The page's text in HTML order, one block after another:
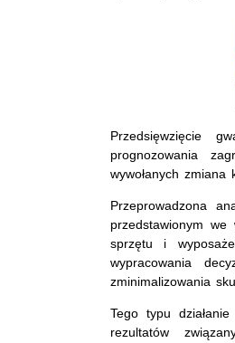
Przedsięwzięcie
prognozowania
wywołanych zmiana
Przeprowadzona
przedstawionym
sprzętu i
wypracowania
zminimalizowania
Tego typu
rezultatów